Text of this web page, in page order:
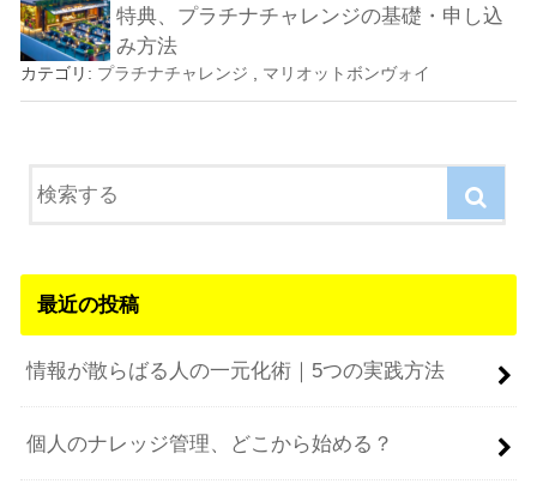
特典、プラチナチャレンジの基礎・申し込
み方法
カテゴリ: プラチナチャレンジ , マリオットボンヴォイ
最近の投稿
情報が散らばる人の一元化術｜5つの実践方法
個人のナレッジ管理、どこから始める？